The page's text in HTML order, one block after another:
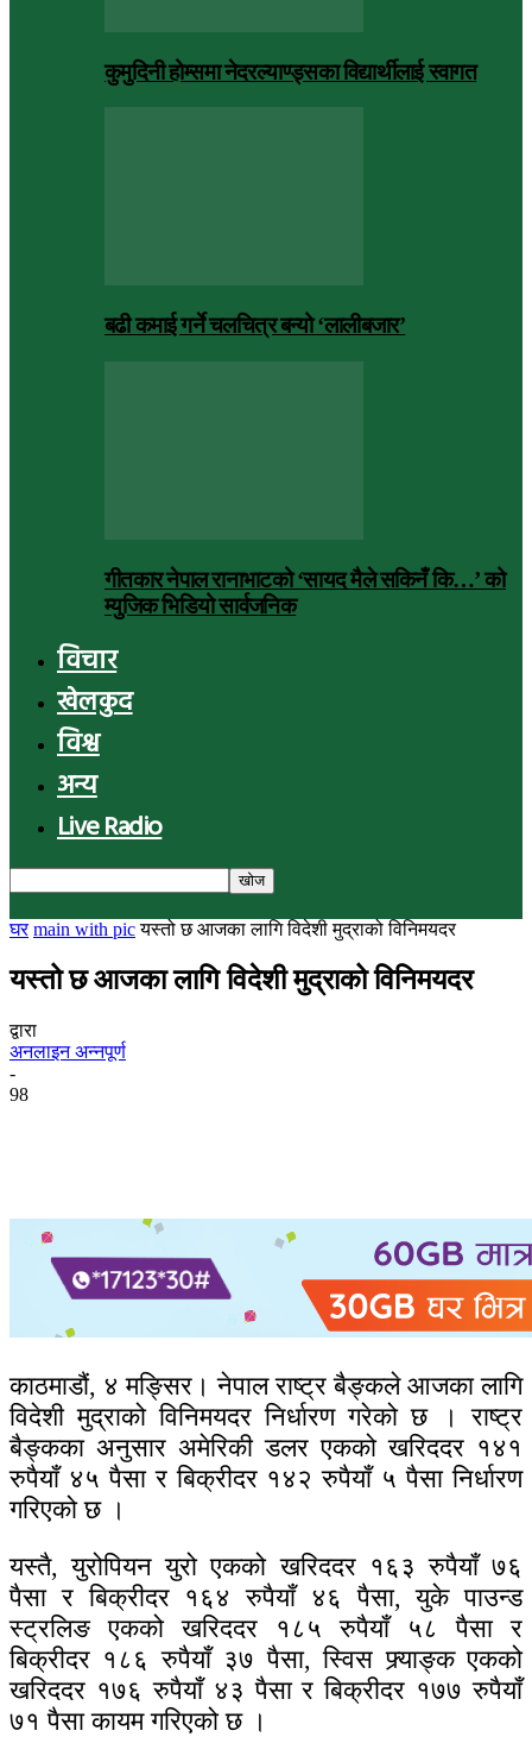
कुमुदिनी होम्समा नेदरल्याण्ड्सका विद्यार्थीलाई स्वागत
बढी कमाई गर्ने चलचित्र बन्यो ‘लालीबजार’
गीतकार नेपाल रानाभाटको ‘सायद मैले सकिनँ कि…’ को
म्युजिक भिडियो सार्वजनिक
विचार
खेलकुद
विश्व
अन्य
Live Radio
घर main with pic यस्तो छ आजका लागि विदेशी मुद्राको विनिमयदर
यस्तो छ आजका लागि विदेशी मुद्राको विनिमयदर
द्वारा
अनलाइन अन्नपूर्ण
-
98
काठमाडौं, ४ मङ्सिर। नेपाल राष्ट्र बैङ्कले आजका लागि
विदेशी मुद्राको विनिमयदर निर्धारण गरेको छ । राष्ट्र
बैङ्कका अनुसार अमेरिकी डलर एकको खरिददर १४१
रुपैयाँ ४५ पैसा र बिक्रीदर १४२ रुपैयाँ ५ पैसा निर्धारण
गरिएको छ ।
यस्तै, युरोपियन युरो एकको खरिददर १६३ रुपैयाँ ७६
पैसा र बिक्रीदर १६४ रुपैयाँ ४६ पैसा, युके पाउन्ड
स्ट्रलिङ एकको खरिददर १८५ रुपैयाँ ५८ पैसा र
बिक्रीदर १८६ रुपैयाँ ३७ पैसा, स्विस फ्र्याङ्क एकको
खरिददर १७६ रुपैयाँ ४३ पैसा र बिक्रीदर १७७ रुपैयाँ
७१ पैसा कायम गरिएको छ ।